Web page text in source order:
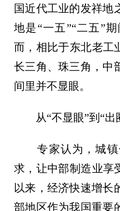
国近代工业的发祥地
地是“一五”“二五”
而，相比于东北老工
长三角、珠三角，中
间里并不显眼。
从“不显眼”到“出
专家认为，城镇
求，让中部制造业享
以来，经济快速增长
部地区作为我国重要